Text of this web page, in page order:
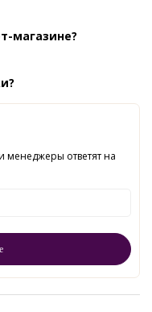
магазине?
менеджеры ответят на